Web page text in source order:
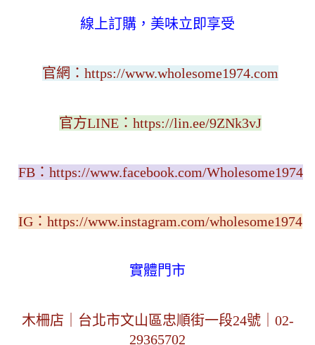
線上訂購，美味立即享受
官網： https://www.wholesome1974.com
官方LINE： https://lin.ee/9ZNk3vJ
FB： https://www.facebook.com/Wholesome1974
IG： https://www.instagram.com/wholesome1974
實體門市
木柵店｜台北市文山區忠順街一段24號｜02-
29365702